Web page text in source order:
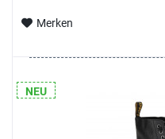
Merken
NEU